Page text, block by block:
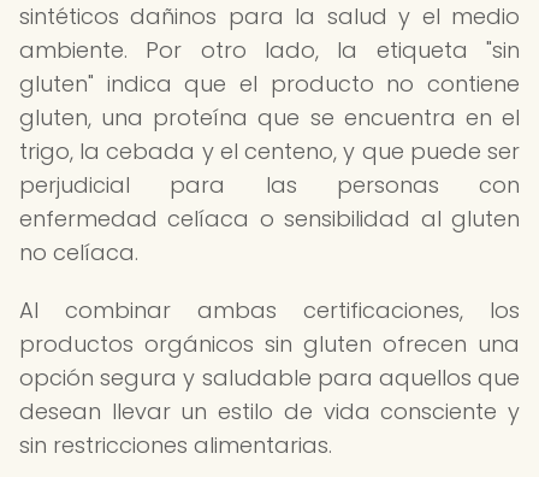
sintéticos dañinos para la salud y el medio
ambiente. Por otro lado, la etiqueta "sin
gluten" indica que el producto no contiene
gluten, una proteína que se encuentra en el
trigo, la cebada y el centeno, y que puede ser
perjudicial para las personas con
enfermedad celíaca o sensibilidad al gluten
no celíaca.
Al combinar ambas certificaciones, los
productos orgánicos sin gluten ofrecen una
opción segura y saludable para aquellos que
desean llevar un estilo de vida consciente y
sin restricciones alimentarias.